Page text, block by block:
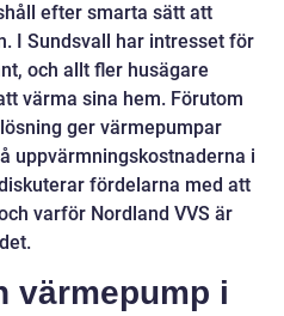
efter smarta sätt att
I Sundsvall har intresset för
och allt fler husägare
värma sina hem. Förutom
ger värmepumpar
uppvärmningskostnaderna i
fördelarna med att
varför Nordland VVS är
värmepump i